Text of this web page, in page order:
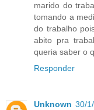
marido do
tomando a
do trabalho
abito pra
queria saber o
Responder
Unknown 30/